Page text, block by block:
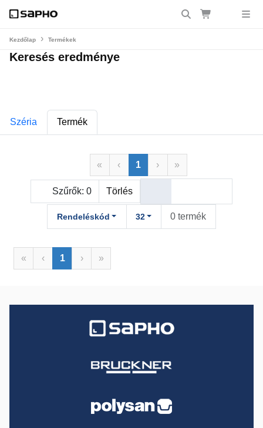
Kezdőlap Termékek
Keresés eredménye
Széria Termék
« ‹ 1 › »
Szűrők:0 Törlés
Rendeléskód 32 0 termék
« ‹ 1 › »